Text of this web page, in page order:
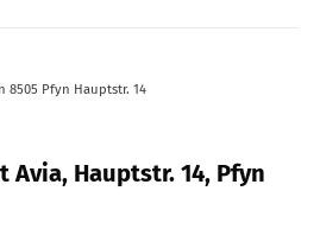
8505 Pfyn Hauptstr. 14
Avia, Hauptstr. 14, Pfyn